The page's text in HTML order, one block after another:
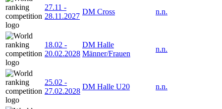
27.11 -
28.11.2027
DM Cross n.n.
18.02 -
20.02.2028
DM Halle
Männer/Frauen
n.n.
25.02 -
27.02.2028
DM Halle U20 n.n.